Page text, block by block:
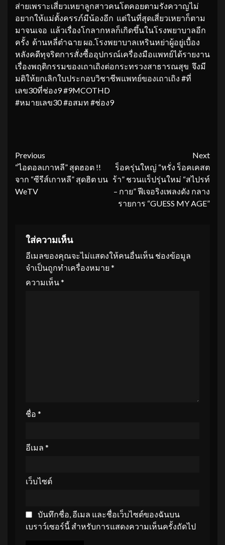
ส่ายเพราะเสี่ยวเหยาลูกสาวคนโตคอยตามรังควาญไม่
อยากให้แม่ตั้งครรภ์มีน้องอีก แต่ในที่สุดเสี่ยวเหยาก็ตาม
มาจนเจอ แล้วเรื่องโกลากหลก็เกิดขึ้นในโรงพยาบาลอีก
ครั้ง ด้านหลี่ต๋าฉาย ผอ.โรงพยาบาลเหรินหย่าผู้อยู่เบื้อง
หลังคดีทุจริตการสั่งซื้ออุปกรณ์เครื่องมือแพทย์ได้รายงาน
เรื่องพฤติกรรมของเถาเถิงต่อกระทรวงสาธารณสุข จึงมี
มติให้ยกเลิกใบประกอบวิชาชีพแพทย์ของเถาเถิง #ที่
เลข30ที่ช่อง9 #9MCOTHD
#หมายเลข30 #อสมท #ช่อง9
Continue
Reading
Previous
“ไอดอลเกาหลี” สุดฮอต !!
จาก “ซีรีส์เกาหลี” สุดฮิต บน
WeTV
Next
ร็อครุ่นใหญ่ “หรั่ง ร็อคเคสต
ร้า” ชวนแร็ปรุ่นใหม่ “สไปรท์
– กาย” ฟีเจอริงเพลงดัง กลาง
รายการ “GUESS MY AGE”
ใส่ความเห็น
อีเมลของคุณจะไม่แสดงให้คนอื่นเห็น ช่องข้อมูล
จำเป็นถูกทำเครื่องหมาย *
ความเห็น*
ชื่อ *
อีเมล *
เว็บไซต์
บันทึกชื่อ, อีเมล และชื่อเว็บไซต์ของฉันบน
เบราว์เซอร์นี้ สำหรับการแสดงความเห็นครั้งถัดไป